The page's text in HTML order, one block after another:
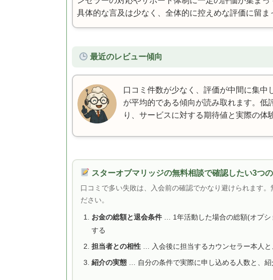
具体的な言及は少なく、全体的に控えめな評価に留ま
最近のレビュー傾向
口コミ件数が少なく、評価が中間に集
が平均的である傾向が読み取れます。低
り、サービスに対する期待値と実際の体
スターオブマリッジの無料相談で確認したい3つ
口コミで多い失敗は、入会前の確認でかなり避けられます
ださい。
お金の総額と退会条件… 1年活動した場合の総額(オプシ
する
担当者との相性… 入会後に担当するカウンセラー本人と
紹介の実態… 自分の条件で実際に申し込める人数と、紹